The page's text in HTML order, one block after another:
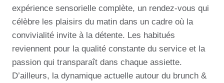
expérience sensorielle complète, un rendez-vous qui
célèbre les plaisirs du matin dans un cadre où la
convivialité invite à la détente. Les habitués
reviennent pour la qualité constante du service et la
passion qui transparaît dans chaque assiette.
D’ailleurs, la dynamique actuelle autour du brunch &